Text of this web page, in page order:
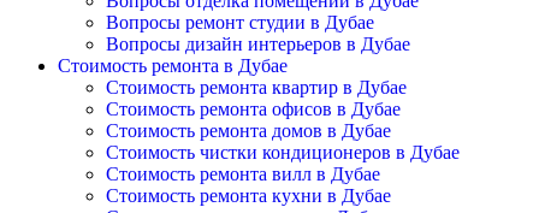
Вопросы ремонт студии в Дубае
Вопросы дизайн интерьеров в Дубае
Стоимость ремонта в Дубае
Стоимость ремонта квартир в Дубае
Стоимость ремонта офисов в Дубае
Стоимость ремонта домов в Дубае
Стоимость чистки кондиционеров в Дубае
Стоимость ремонта вилл в Дубае
Стоимость ремонта кухни в Дубае